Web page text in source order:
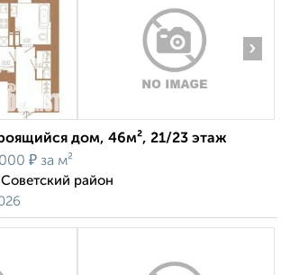
›
дом, 46м², 21/23 этаж
₽ за м²
район